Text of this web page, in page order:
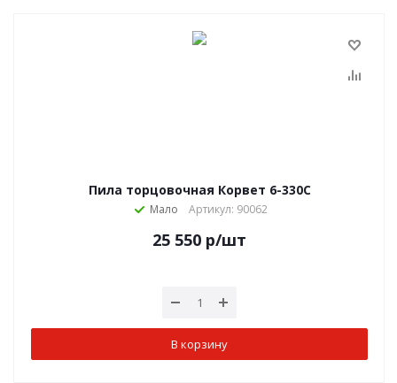
Пила торцовочная Корвет 6-330С
Мало Артикул: 90062
25 550 р/шт
В корзину